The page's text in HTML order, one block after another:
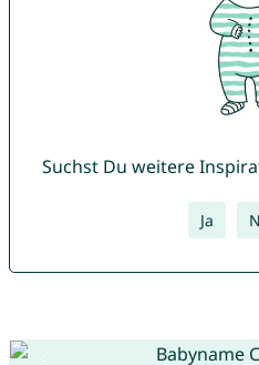
Suchst Du weitere
Ja